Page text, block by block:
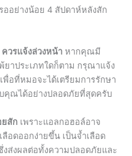
วรแจ้งล่วงหน้าหากคุณมี
าประเภทใดก็ตาม กรุณาแจ้ง
ณได้อย่างปลอดภัยที่สุดครับ
ยสักเพราะแอลกอฮอล์อาจ
อดออกง่ายขึ้น เป็นจ้ำเลือด
ๆ ที่เร่งการละลายลิ่มเลือด